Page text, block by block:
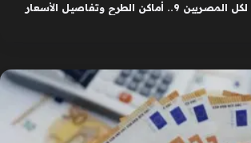
الطرح وتفاصيل الأسعار